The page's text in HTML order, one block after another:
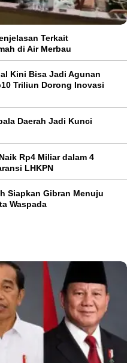
Terkait
di Air Merbau
Kini Bisa Jadi Agunan
Triliun Dorong Inovasi
Daerah Jadi Kunci
Rp4 Miliar dalam 4
LHKPN
Siapkan Gibran Menuju
Waspada